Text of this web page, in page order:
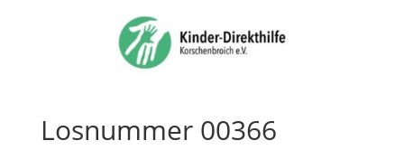
Losnummer 00366